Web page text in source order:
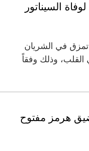
السيناتور
تمزق في الشريان
وذلك وفقاً
هرمز مفتوح